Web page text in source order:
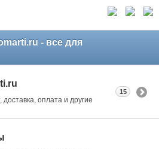
- все для
оплата и другие
15